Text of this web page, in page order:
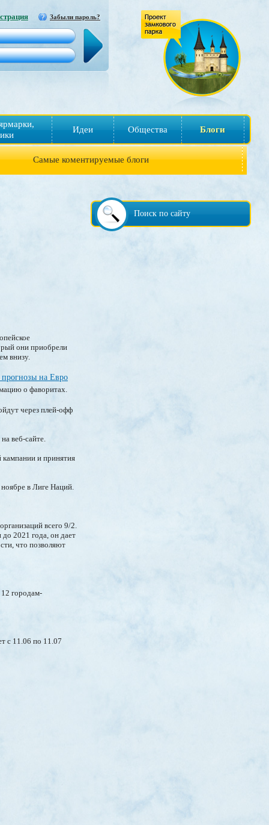
Забыли пароль?
Идеи Общества Блоги
Самые коментируемые блоги
Поиск по сайту
они приобрели
внизу.
прогнозы на Евро
о фаворитах.
через плей-офф
веб-сайте.
кампании и принятия
в Лиге Наций.
всего 9/2.
2021 года, он дает
что позволяют
городам-
с 11.06 по 11.07